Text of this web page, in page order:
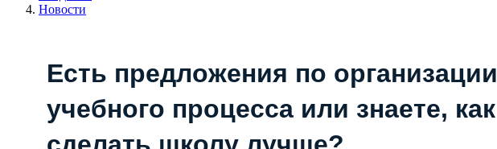
Новости
Есть предложения по организации
учебного процесса или знаете, как